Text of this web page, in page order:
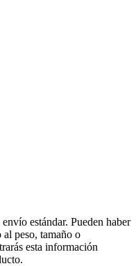
estándar. Pueden haber
peso, tamaño o
esta información